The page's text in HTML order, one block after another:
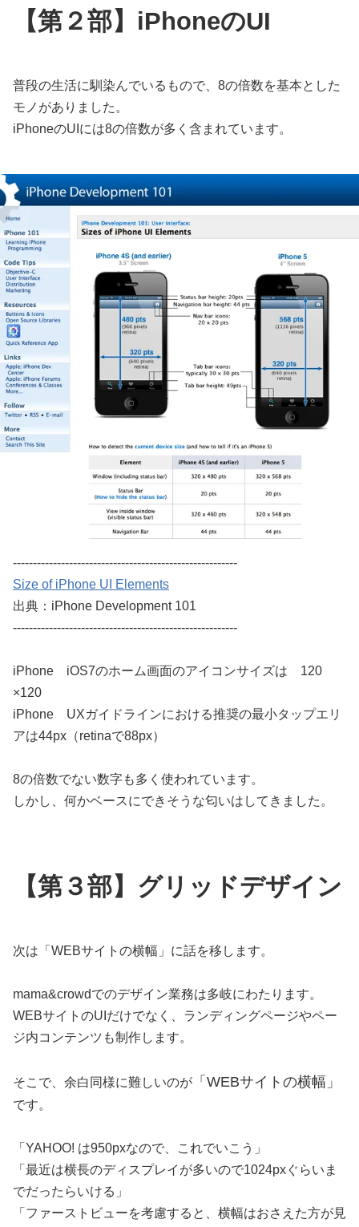
【第２部】iPhoneのUI
普段の生活に馴染んでいるもので、8の倍数を基本とした
モノがありました。
iPhoneのUIには8の倍数が多く含まれています。
--------------------------------------------------------
Size of iPhone UI Elements
出典：iPhone Development 101
--------------------------------------------------------
iPhone iOS7のホーム画面のアイコンサイズは 120
×120
iPhone UXガイドラインにおける推奨の最小タップエリ
アは44px（retinaで88px）
8の倍数でない数字も多く使われています。
しかし、何かベースにできそうな匂いはしてきました。
【第３部】グリッドデザイン
次は「WEBサイトの横幅」に話を移します。
mama&crowdでのデザイン業務は多岐にわたります。
WEBサイトのUIだけでなく、ランディングページやペー
ジ内コンテンツも制作します。
そこで、余白同様に難しいのが 「WEBサイトの横幅」
です。
「YAHOO! は950pxなので、これでいこう」
「最近は横長のディスプレイが多いので1024pxぐらいま
でだったらいける」
「ファーストビューを考慮すると、横幅はおさえた方が見